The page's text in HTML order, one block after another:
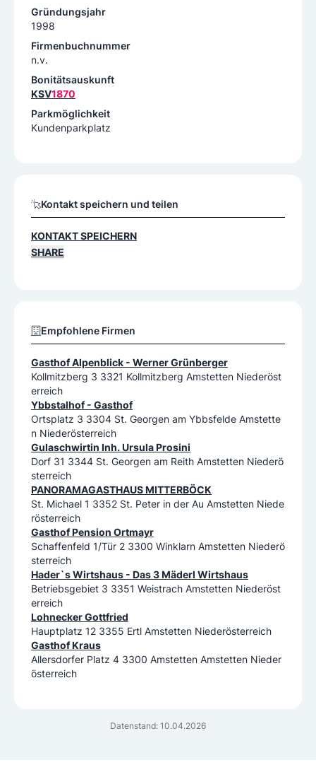
Datenstand: 10.04.2026
Gründungsjahr
1998
Firmenbuchnummer
n.v.
Bonitätsauskunft
KSV1870
Parkmöglichkeit
Kundenparkplatz
Kontakt speichern und teilen
KONTAKT SPEICHERN
SHARE
Empfohlene Firmen
Gasthof Alpenblick - Werner Grünberger
Kollmitzberg 3 3321 Kollmitzberg Amstetten Niederöst
erreich
Ybbstalhof - Gasthof
Ortsplatz 3 3304 St. Georgen am Ybbsfelde Amstette
n Niederösterreich
Gulaschwirtin Inh. Ursula Prosini
Dorf 31 3344 St. Georgen am Reith Amstetten Niederö
sterreich
PANORAMAGASTHAUS MITTERBÖCK
St. Michael 1 3352 St. Peter in der Au Amstetten Niede
rösterreich
Gasthof Pension Ortmayr
Schaffenfeld 1/Tür 2 3300 Winklarn Amstetten Niederö
sterreich
Hader`s Wirtshaus - Das 3 Mäderl Wirtshaus
Betriebsgebiet 3 3351 Weistrach Amstetten Niederöst
erreich
Lohnecker Gottfried
Hauptplatz 12 3355 Ertl Amstetten Niederösterreich
Gasthof Kraus
Allersdorfer Platz 4 3300 Amstetten Amstetten Nieder
österreich